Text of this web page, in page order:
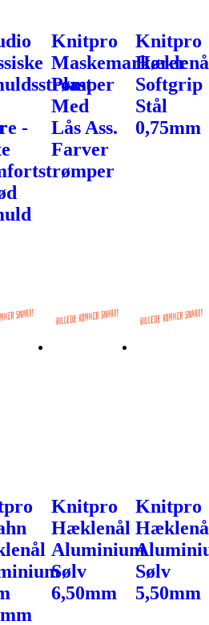
-
Knitpro
Maskemarkører
Plast
Med
Lås Ass.
Farver
Knitpro
Softgrip
Stål
0,75mm
Knitpro
Hæklenål
Aluminium
Sølv
6,50mm
Knitpro
Sølv
5,50mm